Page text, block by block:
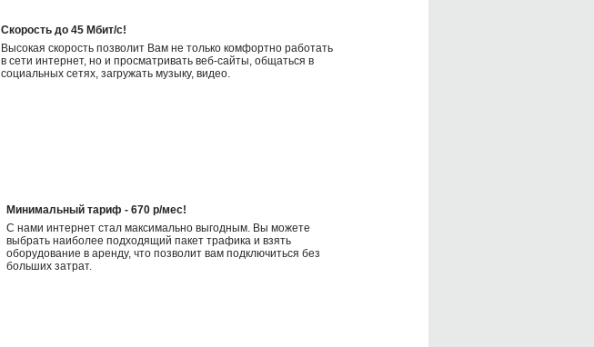
Скорость до 45 Мбит/с!
Высокая скорость позволит Вам не только комфортно работать
в сети интернет, но и просматривать веб-сайты, общаться в
социальных сетях, загружать музыку, видео.
Минимальный тариф - 670 р/мес!
С нами интернет стал максимально выгодным. Вы можете
выбрать наиболее подходящий пакет трафика и взять
оборудование в аренду, что позволит вам подключиться без
больших затрат.